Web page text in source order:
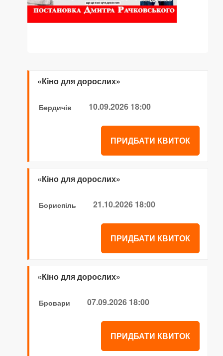
«Кіно для дорослих»
Бердичів 10.09.2026 18:00
ПРИДБАТИ КВИТОК
«Кіно для дорослих»
Бориспіль 21.10.2026 18:00
ПРИДБАТИ КВИТОК
«Кіно для дорослих»
Бровари 07.09.2026 18:00
ПРИДБАТИ КВИТОК